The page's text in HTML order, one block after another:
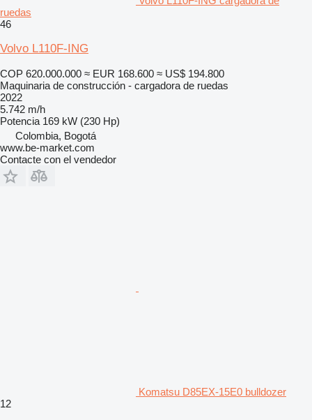
ruedas
46
Volvo L110F-ING
COP 620.000.000 ≈ EUR 168.600 ≈ US$ 194.800
Maquinaria de construcción - cargadora de ruedas
2022
5.742 m/h
Potencia 169 kW (230 Hp)
Colombia, Bogotá
www.be-market.com
Contacte con el vendedor
Komatsu D85EX-15E0 bulldozer
12